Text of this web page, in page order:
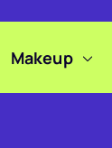
Makeup